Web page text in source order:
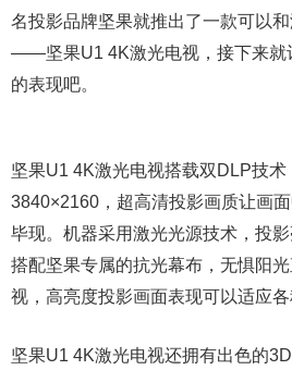
名投影品牌坚果就推出了一款可以
——坚果U1 4K激光电视，接下来就
的表现吧。
坚果U1 4K激光电视搭载双DLP技术
3840×2160，超高清投影画质让画
毕现。机器采用激光光源技术，投
搭配坚果专属的抗光幕布，无惧阳
视，高亮度投影画面表现可以适应各
坚果U1 4K激光电视还拥有出色的